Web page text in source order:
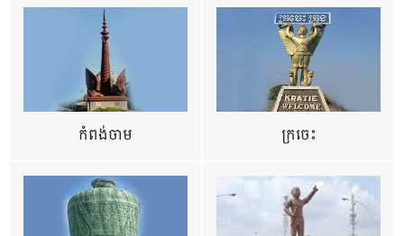
កំពង់ចាម ក្រចេះ